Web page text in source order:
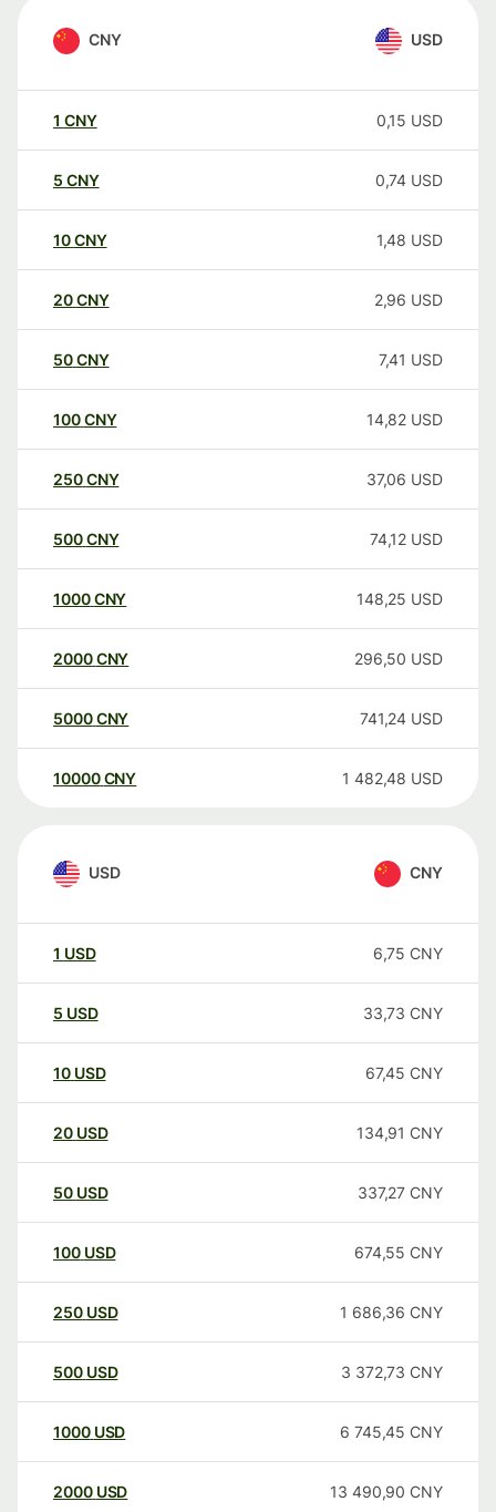
CNY USD
1 CNY 0,15 USD
5 CNY 0,74 USD
10CNY 1,48 USD
20CNY 2,96 USD
50CNY 7,41 USD
100CNY 14,82 USD
250CNY 37,06 USD
500CNY 74,12 USD
1000CNY 148,25 USD
2000CNY 296,50 USD
5000CNY 741,24 USD
10000 CNY 1 482,48 USD
USD CNY
1 USD 6,75 CNY
5 USD 33,73 CNY
10 USD 67,45 CNY
20 USD 134,91 CNY
50 USD 337,27 CNY
100 USD 674,55 CNY
250 USD 1 686,36 CNY
500 USD 3 372,73 CNY
1000 USD 6 745,45 CNY
2000 USD 13 490,90 CNY